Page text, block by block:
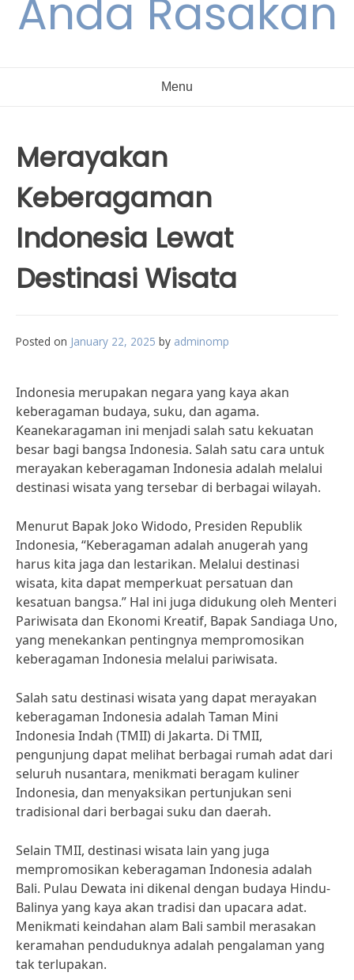
Anda Rasakan
Menu
Merayakan
Keberagaman
Indonesia Lewat
Destinasi Wisata
Posted on January 22, 2025 by adminomp
Indonesia merupakan negara yang kaya akan
keberagaman budaya, suku, dan agama.
Keanekaragaman ini menjadi salah satu kekuatan
besar bagi bangsa Indonesia. Salah satu cara untuk
merayakan keberagaman Indonesia adalah melalui
destinasi wisata yang tersebar di berbagai wilayah.
Menurut Bapak Joko Widodo, Presiden Republik
Indonesia, “Keberagaman adalah anugerah yang
harus kita jaga dan lestarikan. Melalui destinasi
wisata, kita dapat memperkuat persatuan dan
kesatuan bangsa.” Hal ini juga didukung oleh Menteri
Pariwisata dan Ekonomi Kreatif, Bapak Sandiaga Uno,
yang menekankan pentingnya mempromosikan
keberagaman Indonesia melalui pariwisata.
Salah satu destinasi wisata yang dapat merayakan
keberagaman Indonesia adalah Taman Mini
Indonesia Indah (TMII) di Jakarta. Di TMII,
pengunjung dapat melihat berbagai rumah adat dari
seluruh nusantara, menikmati beragam kuliner
Indonesia, dan menyaksikan pertunjukan seni
tradisional dari berbagai suku dan daerah.
Selain TMII, destinasi wisata lain yang juga
mempromosikan keberagaman Indonesia adalah
Bali. Pulau Dewata ini dikenal dengan budaya Hindu-
Balinya yang kaya akan tradisi dan upacara adat.
Menikmati keindahan alam Bali sambil merasakan
keramahan penduduknya adalah pengalaman yang
tak terlupakan.